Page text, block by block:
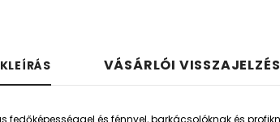
VÁSÁRLÓI
fedőképességgel és fénnyel, barkácsolóknak és